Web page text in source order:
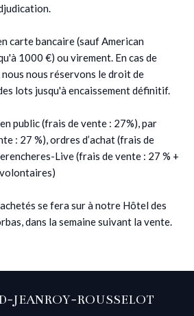
carte bancaire (sauf American
1000 €) ou virement. En cas de
nous réservons le droit de
lots jusqu'à encaissement définitif.
public (frais de vente : 27%), par
: 27 %), ordres d’achat (frais de
Live (frais de vente : 27 % +
se fera sur à notre Hôtel des
dans la semaine suivant la vente.
JEANROY-ROUSSELOT